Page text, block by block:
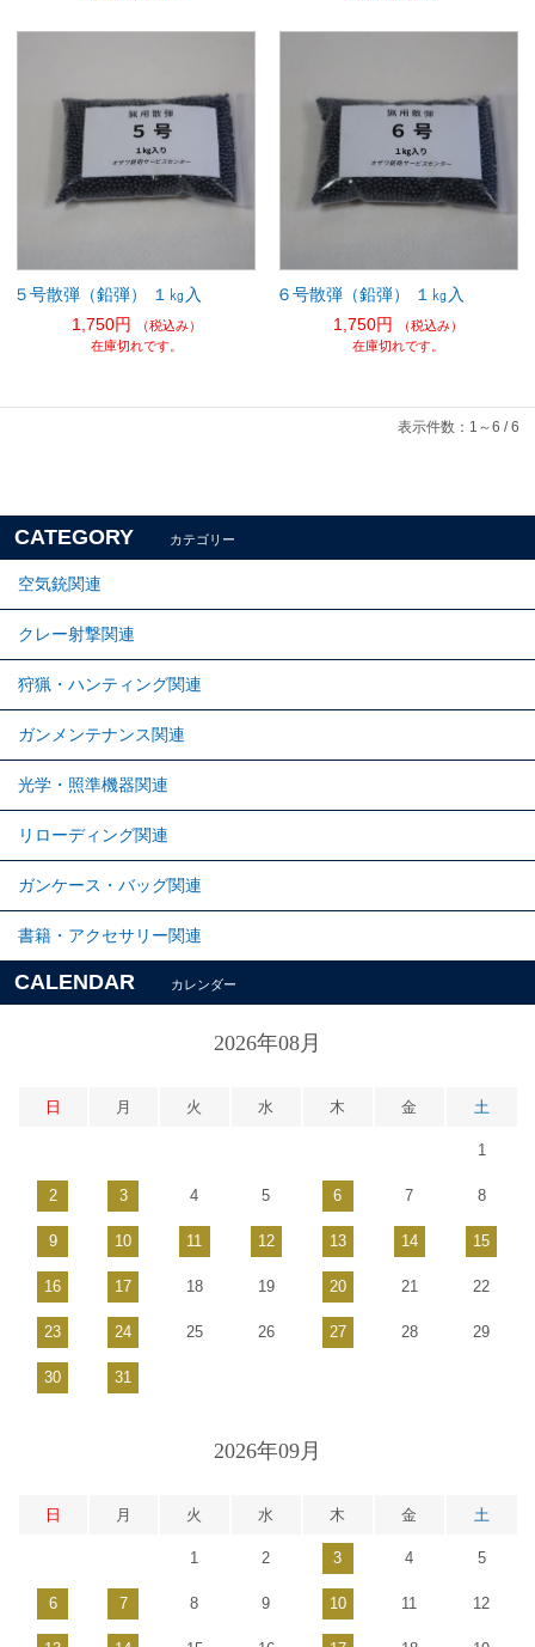
５号散弾（鉛弾） １㎏入
1,750円
（税込み）
在庫切れです。
６号散弾（鉛弾） １㎏入
1,750円
（税込み）
在庫切れです。
表示件数：1～6 / 6
CATEGORY カテゴリー
空気銃関連
クレー射撃関連
狩猟・ハンティング関連
ガンメンテナンス関連
光学・照準機器関連
リローディング関連
ガンケース・バッグ関連
書籍・アクセサリー関連
CALENDAR カレンダー
2026年08月
日 月 火 水 木 金 土
1
2 3 4 5 6 7 8
9 10 11 12 13 14 15
16 17 18 19 20 21 22
23 24 25 26 27 28 29
30 31
2026年09月
日 月 火 水 木 金 土
1 2 3 4 5
6 7 8 9 10 11 12